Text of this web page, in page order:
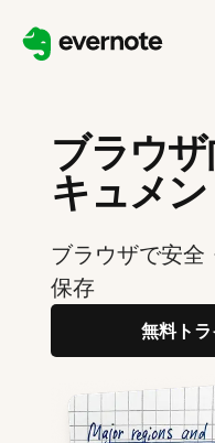
ブラウ
キュメ
ブラウザで安全
保存
無料ト